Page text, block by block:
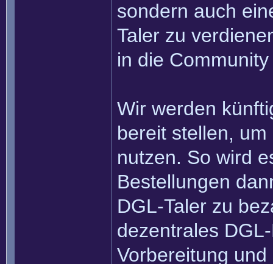
sondern auch
Taler zu
in die
Wir werden
bereit stellen,
nutzen. So wird
Bestellungen
DGL-Taler zu
dezentrales
Vorbereitung